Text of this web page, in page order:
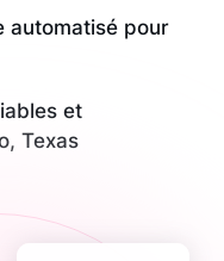
automatisé pour
et
Texas